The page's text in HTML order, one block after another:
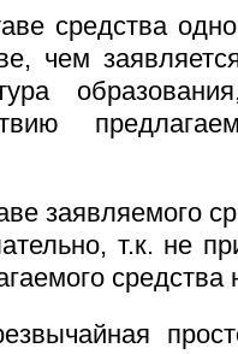
средства
чем
заявляемого
т.к. не
средства